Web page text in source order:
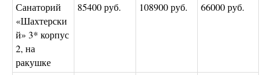
Санаторий
«Шахтерски
й» 3* корпус
2, на
ракушке
85400 руб. 108900 руб. 66000 руб.